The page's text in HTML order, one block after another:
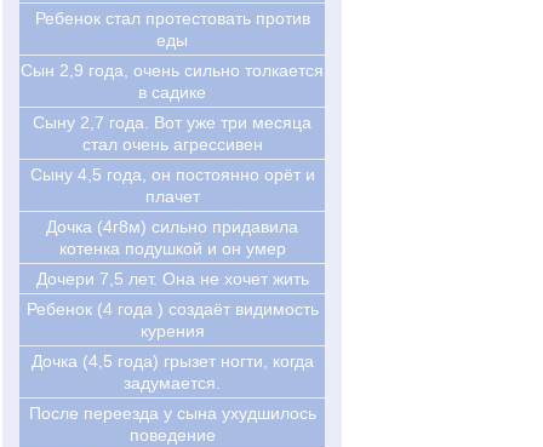
Ребенок стал протестовать против
еды
Cын 2,9 года, очень сильно толкается
в садике
Cыну 2,7 года. Вот уже три месяца
стал очень агрессивен
Cыну 4,5 года, он постоянно орёт и
плачет
Дочка (4г8м) сильно придавила
котенка подушкой и он умер
Дочери 7,5 лет. Она не хочет жить
Ребенок (4 года ) создаёт видимость
курения
Дочка (4,5 года) грызет ногти, когда
задумается.
После переезда у сына ухудшилось
поведение